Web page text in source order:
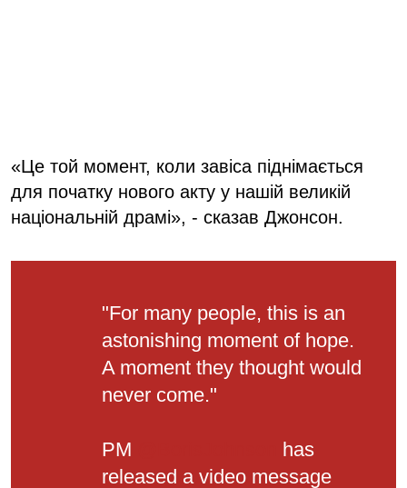
«Це той момент, коли завіса піднімається
для початку нового акту у нашій великій
національній драмі», - сказав Джонсон.
"For many people, this is an
astonishing moment of hope.
A moment they thought would
never come."
PM
has
released a video message